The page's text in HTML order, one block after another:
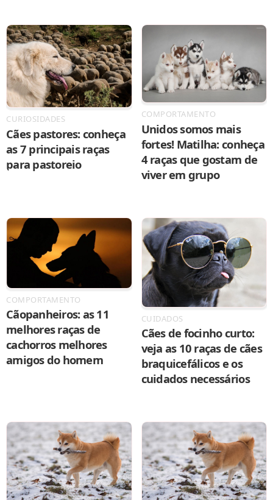
CURIOSIDADES
Cães pastores: conheça
as 7 principais raças
para pastoreio
COMPORTAMENTO
Unidos somos mais
fortes! Matilha: conheça
4 raças que gostam de
viver em grupo
COMPORTAMENTO
Cãopanheiros: as 11
melhores raças de
cachorros melhores
amigos do homem
CUIDADOS
Cães de focinho curto:
veja as 10 raças de cães
braquicefálicos e os
cuidados necessários